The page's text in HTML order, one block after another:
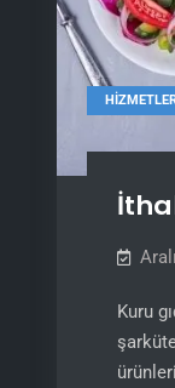
Kuru